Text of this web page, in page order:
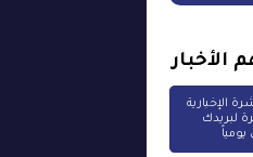
الأخبار
الإخبارية
لبريدك
يومياً